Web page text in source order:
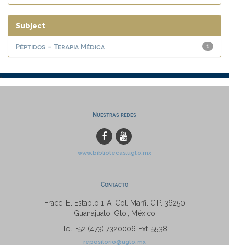
Subject
1
Péptidos - Terapia Médica
Nuestras redes
www.bibliotecas.ugto.mx
Contacto
Fracc. El Establo 1-A, Col. Marfil C.P. 36250
Guanajuato, Gto., México
Tel: +52 (473) 7320006 Ext. 5538
repositorio@ugto.mx